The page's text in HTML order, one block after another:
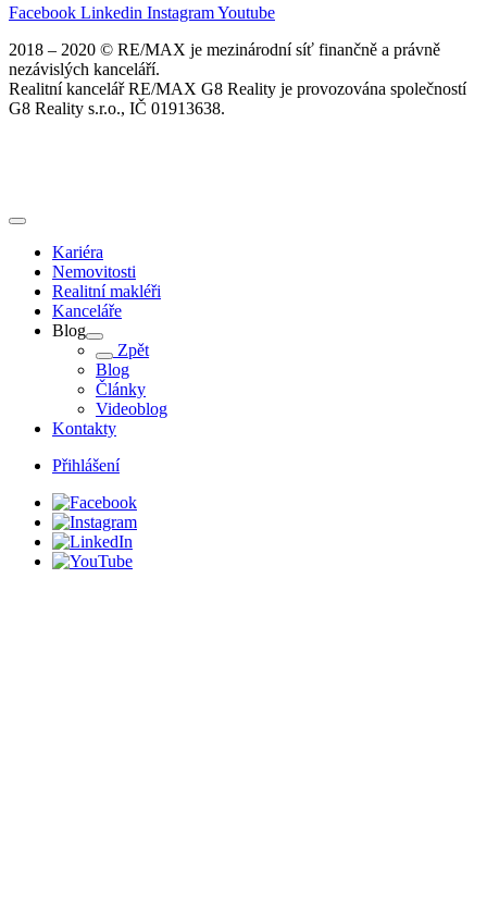
Facebook Linkedin InstagramYoutube
2018 – 2020 © RE/MAX je mezinárodní síť finančně a právně
nezávislých kanceláří.
Realitní kancelář RE/MAX G8 Reality je provozována společností
G8 Reality s.r.o., IČ 01913638.
Kariéra
Nemovitosti
Realitní makléři
Kanceláře
Blog
Zpět
Blog
Články
Videoblog
Kontakty
Přihlášení